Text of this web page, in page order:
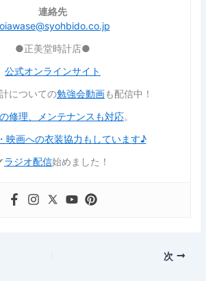
連絡先
●正美堂時計店●
公式オンラインサイト
についての勉強会動画も配信中！
修理、メンテナンスも対応。
映画への衣装協力もしています♪
ラジオ配信始めました！
次